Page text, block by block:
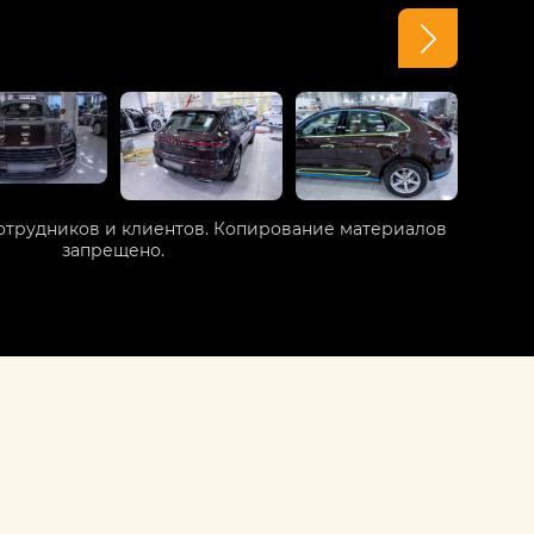
и клиентов. Копирование материалов
запрещено.